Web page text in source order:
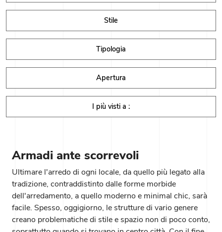
Stile
Tipologia
Apertura
I più visti a :
Armadi ante scorrevoli
Ultimare l'arredo di ogni locale, da quello più legato alla
tradizione, contraddistinto dalle forme morbide
dell'arredamento, a quello moderno e minimal chic, sarà
facile. Spesso, oggigiorno, le strutture di vario genere
creano problematiche di stile e spazio non di poco conto,